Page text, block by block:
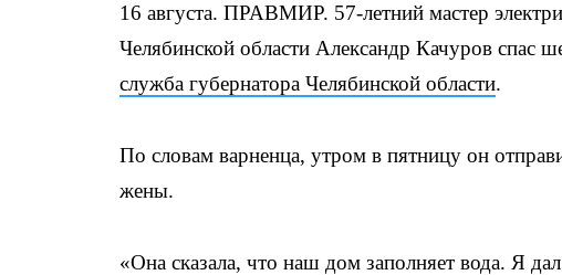
16 августа. ПРАВМИР. 57-летний мастер
Челябинской области Александр Качуров спас
служба губернатора Челябинской области.
По словам варненца, утром в пятницу он
жены.
«Она сказала, что наш дом заполняет вода. Я